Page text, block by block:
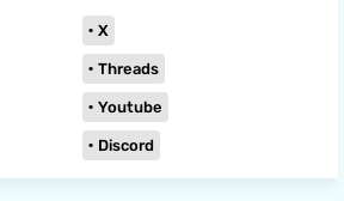
X
Threads
Youtube
Discord